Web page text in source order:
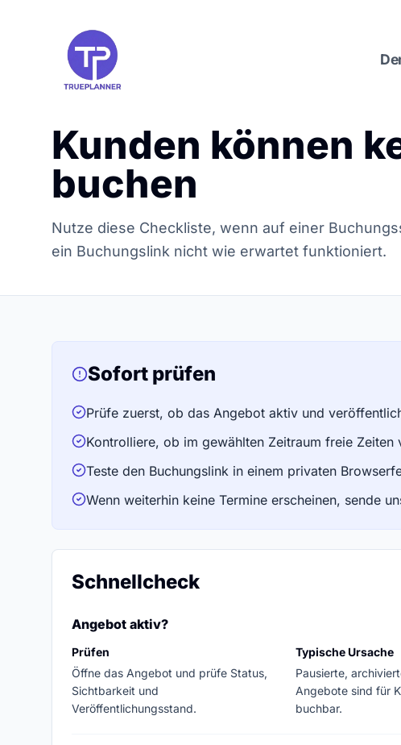
Kunden können
buchen
Nutze diese Checkliste, wenn auf einer
ein Buchungslink nicht wie erwartet funktioniert.
Sofort prüfen
Prüfe zuerst, ob das Angebot aktiv und
Kontrolliere, ob im gewählten Zeitraum freie Zeiten
Teste den Buchungslink in einem privaten
Wenn weiterhin keine Termine erscheinen, sende
Schnellcheck
Angebot aktiv?
Prüfen
Öffne das Angebot und prüfe Status,
Sichtbarkeit und
Veröffentlichungsstand.
Typische Ursache
Pausierte,
Angebote sind für
buchbar.